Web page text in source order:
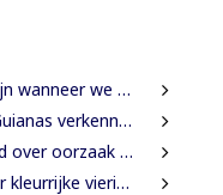
met de mantel der liefde”
verdere samenwerking
massale vissterfte
Dag der Inheemsen